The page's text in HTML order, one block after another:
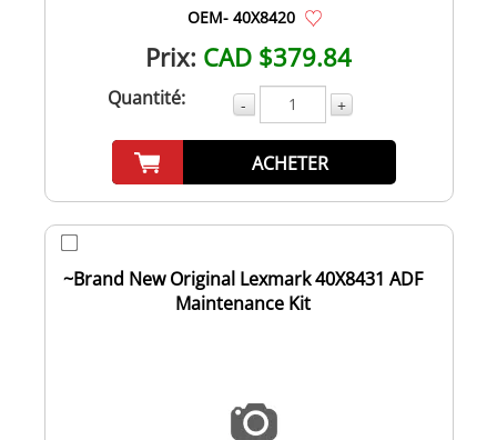
OEM- 40X8420
Prix: CAD $379.84
Quantité: - +
ACHETER
~Brand New Original Lexmark 40X8431 ADF
Maintenance Kit